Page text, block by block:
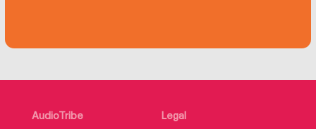
AudioTribe
Legal